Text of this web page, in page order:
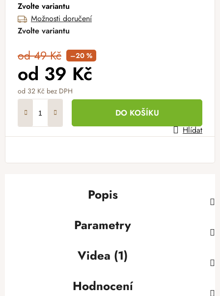
Zvolte variantu
Možnosti doručení
Zvolte variantu
od 49 Kč –20 %
od 39 Kč
od 32 Kč bez DPH
DO KOŠÍKU
Hlídat
Popis
Parametry
Videa (1)
Hodnocení